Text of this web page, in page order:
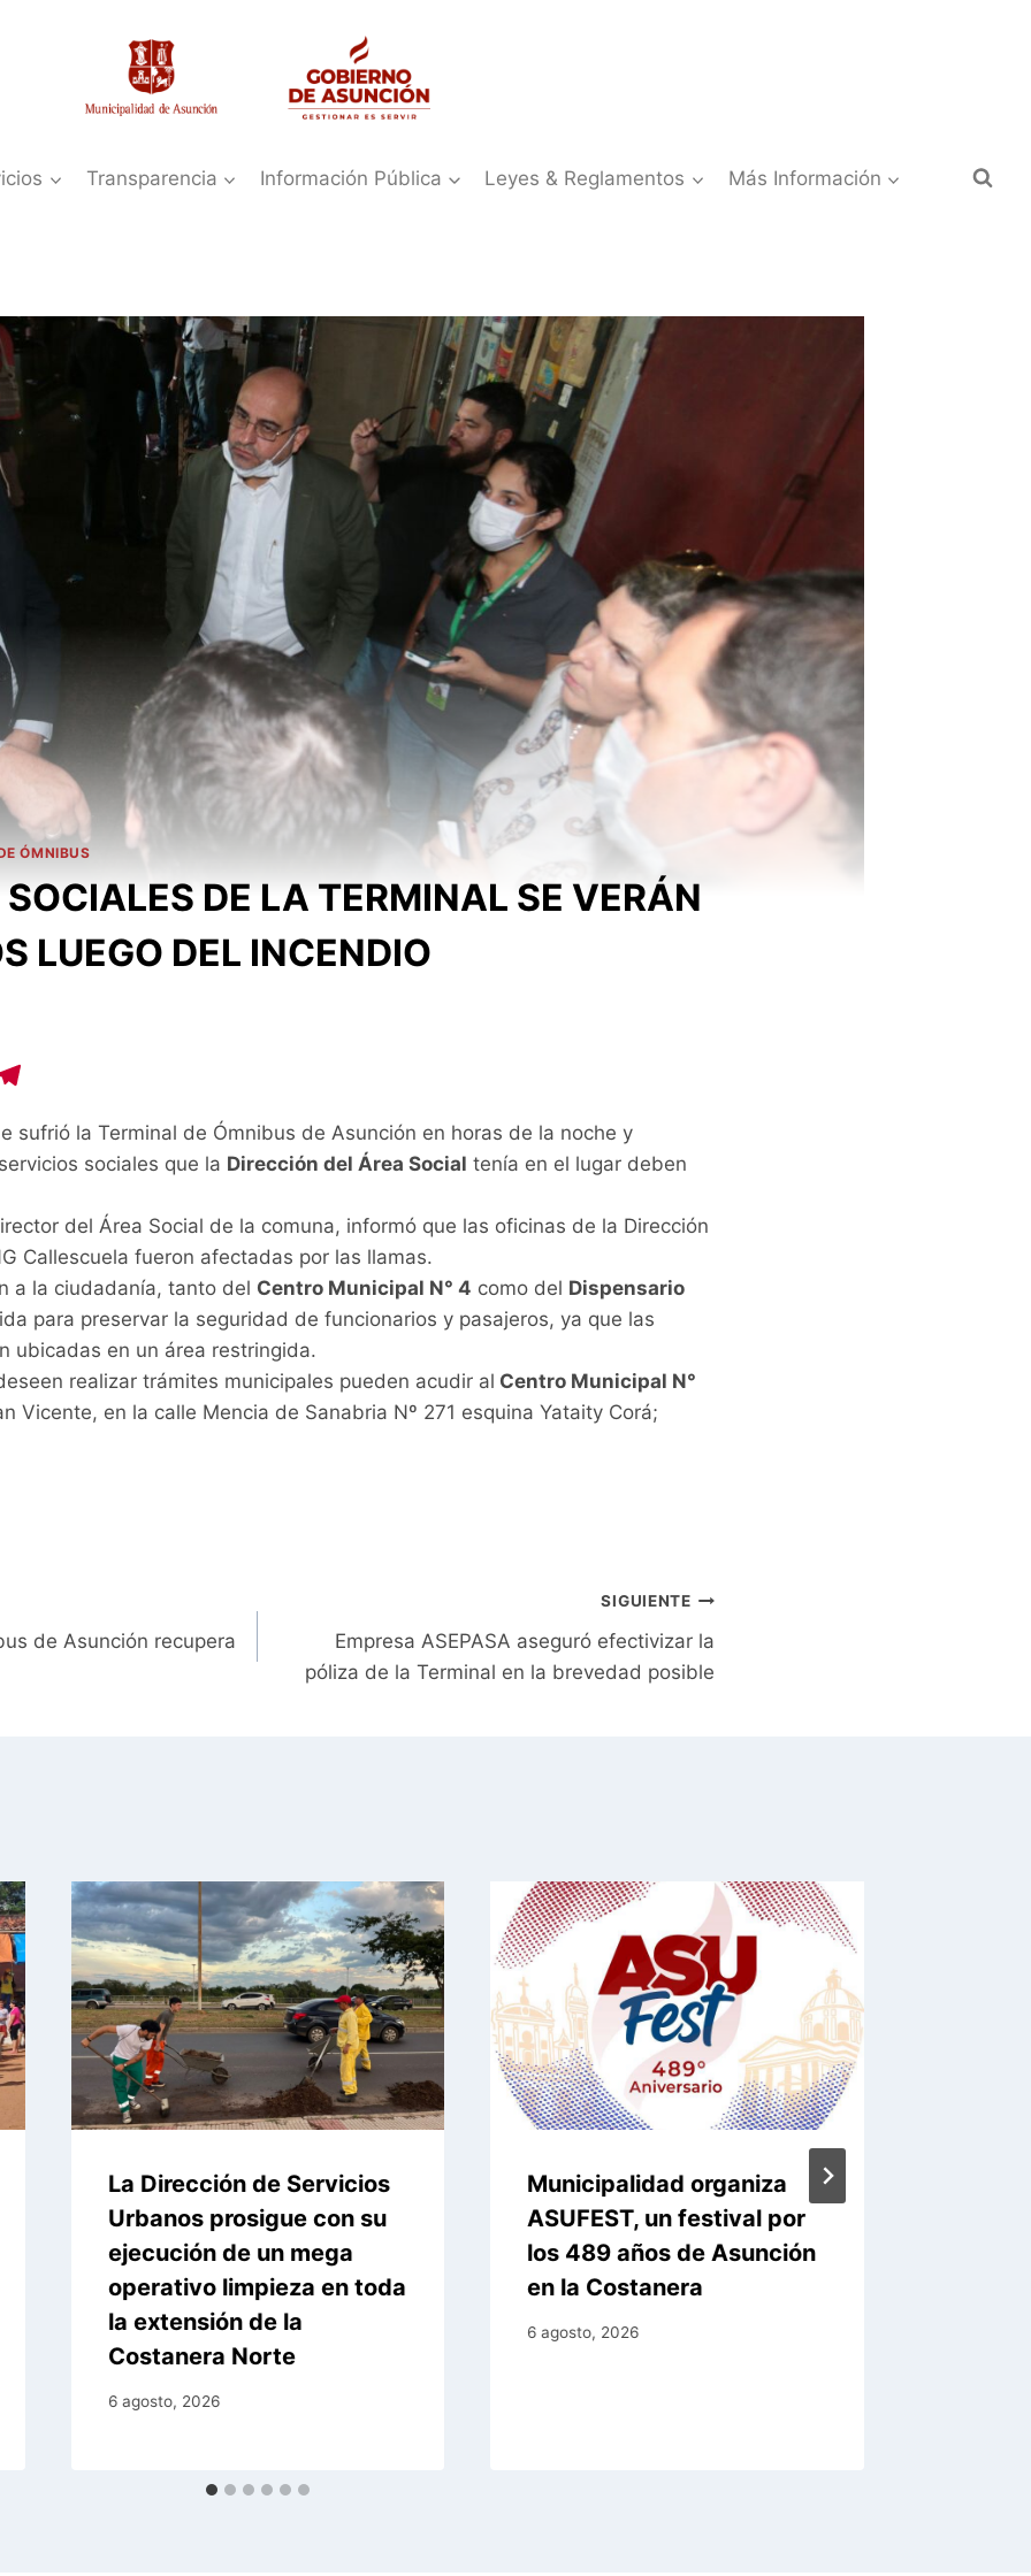
Transparencia Información Pública Leyes & Reglamentos Más Información
ÓMNIBUS
DE LA TERMINAL SE VERÁN
LUEGO DEL INCENDIO
e
gr
a
m
sufrió la Terminal de Ómnibus de Asunción en horas de la noche y
sociales que la Dirección del Área Social tenía en el lugar deben
del Área Social de la comuna, informó que las oficinas de la Dirección
Callescuela fueron afectadas por las llamas.
a la ciudadanía, tanto del Centro Municipal N° 4 como del Dispensario
para preservar la seguridad de funcionarios y pasajeros, ya que las
ubicadas en un área restringida.
realizar trámites municipales pueden acudir al Centro Municipal N°
Vicente, en la calle Mencia de Sanabria Nº 271 esquina Yataity Corá;
de Asunción recupera
SIGUIENTE
Empresa ASEPASA aseguró efectivizar la
póliza de la Terminal en la brevedad posible
La Dirección de Servicios
Urbanos prosigue con su
ejecución de un mega
operativo limpieza en toda
la extensión de la
Costanera Norte
6 agosto, 2026
Municipalidad organiza
ASUFEST, un festival por
los 489 años de Asunción
en la Costanera
6 agosto, 2026